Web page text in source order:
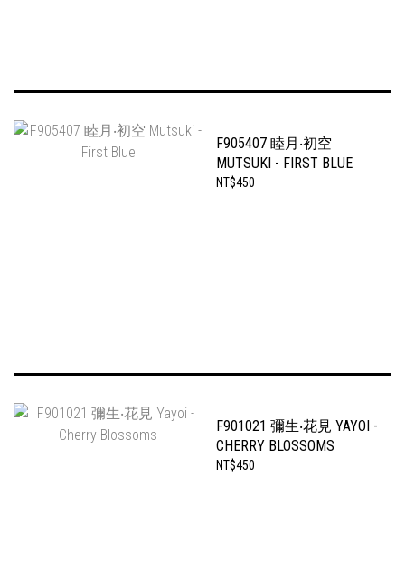
F905407 睦月‧初空
MUTSUKI - FIRST BLUE
NT$450
F901021 彌生‧花見 YAYOI -
CHERRY BLOSSOMS
NT$450